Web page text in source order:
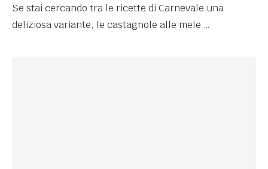
Se stai cercando tra le ricette di Carnevale una
deliziosa variante, le castagnole alle mele …